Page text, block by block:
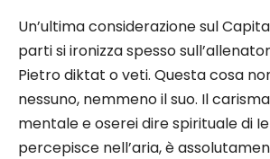
Un’ultima considerazione sul
parti si ironizza spesso
Pietro diktat o veti. Questa cosa
nessuno, nemmeno il suo. Il
mentale e oserei dire spirituale di
percepisce nell’aria, è